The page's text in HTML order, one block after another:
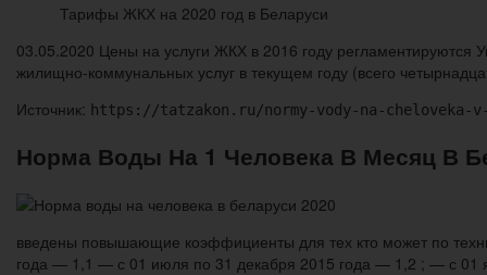
Тарифы ЖКХ на 2020 год в Беларуси
03.05.2020 Цены на услуги ЖКХ в 2016 году регламентируются
жилищно-коммунальных услуг в текущем году (всего
Источник: https://tatzakon.ru/normy-vody-na-cheloveka-
Норма Воды На 1 Человека В Месяц В
введены повышающие коэффициенты для тех кто может по
года — 1,1 — с 01 июля по 31 декабря 2015 года — 1,2 ; — с